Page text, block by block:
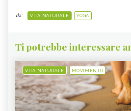
da: VITA NATURALE YOGA
Ti potrebbe interessare
VITA NATURALE MOVIMENTO